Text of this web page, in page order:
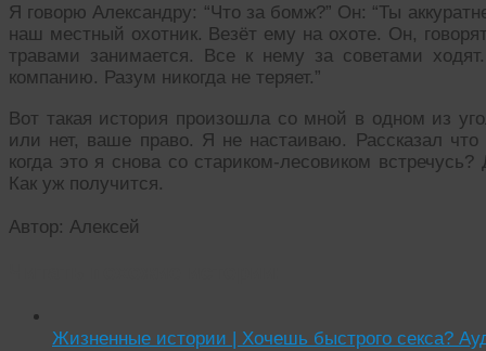
Я говорю Александру: “Что за бомж?” Он: “Ты
наш местный охотник. Везёт ему на охоте. Он,
травами занимается. Все к нему за советами
компанию. Разум никогда не теряет.”
Вот такая история произошла со мной в одном из
или нет, ваше право. Я не настаиваю. Рассказал
когда это я снова со стариком-лесовиком
Как уж получится.
Автор: Алексей
Жизненные истории | Хочешь быстрого секса?